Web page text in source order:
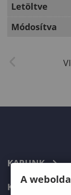
Letöltve
Módosítva
KARUNK
KÉPZÉSEK
A